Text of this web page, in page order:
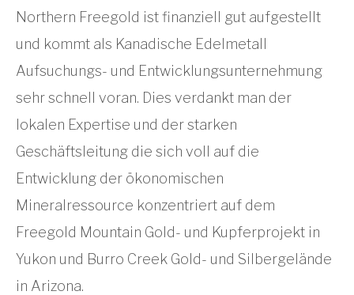
Northern Freegold ist finanziell gut aufgestellt
und kommt als Kanadische Edelmetall
Aufsuchungs- und Entwicklungsunternehmung
sehr schnell voran. Dies verdankt man der
lokalen Expertise und der starken
Geschäftsleitung die sich voll auf die
Entwicklung der ökonomischen
Mineralressource konzentriert auf dem
Freegold Mountain Gold- und Kupferprojekt in
Yukon und Burro Creek Gold- und Silbergelände
in Arizona.